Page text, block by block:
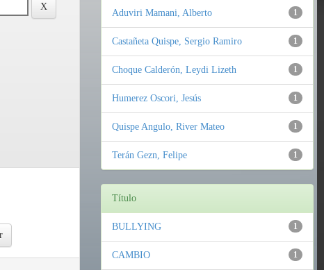
1
Aduviri Mamani, Alberto
1
Castañeta Quispe, Sergio Ramiro
1
Choque Calderón, Leydi Lizeth
1
Humerez Oscori, Jesús
1
Quispe Angulo, River Mateo
1
Terán Gezn, Felipe
Título
1
BULLYING
1
CAMBIO